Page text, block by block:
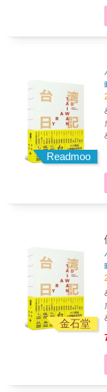
辦
Readmoo
事 27
故
金石堂
事 27